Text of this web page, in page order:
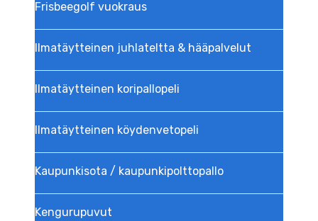
Frisbeegolf vuokraus
Ilmatäytteinen juhlateltta & hääpalvelut
Ilmatäytteinen koripallopeli
Ilmatäytteinen köydenvetopeli
Kaupunkisota / kaupunkipolttopallo
Kengurupuvut